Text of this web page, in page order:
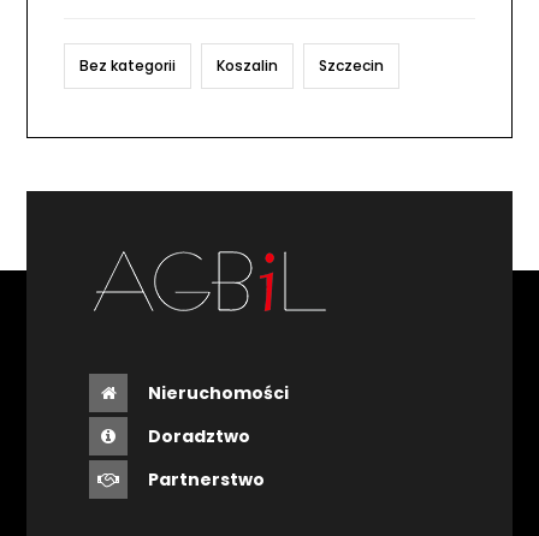
Bez kategorii Koszalin Szczecin
Nieruchomości
Doradztwo
Partnerstwo